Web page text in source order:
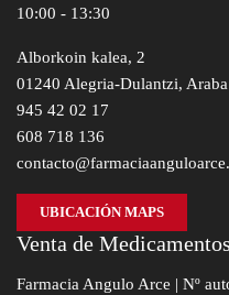
10:00 - 13:30
Alborkoin kalea, 2
01240 Alegria-Dulantzi, Araba
945 42 02 17
608 718 136
UBICACIÓN MAPS
Venta de Medicamentos
Farmacia Angulo Arce | Nº